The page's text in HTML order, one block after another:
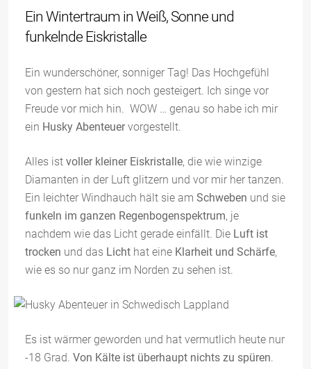
Ein Wintertraum in Weiß, Sonne und
funkelnde Eiskristalle
Ein wunderschöner, sonniger Tag! Das Hochgefühl
von gestern hat sich noch gesteigert. Ich singe vor
Freude vor mich hin. WOW … genau so habe ich mir
ein Husky Abenteuervorgestellt.
Alles ist voller kleiner Eiskristalle, die wie winzige
Diamanten in der Luft glitzern und vor mir her tanzen.
Ein leichter Windhauch hält sie am Schweben und sie
funkeln im ganzen Regenbogenspektrum, je
nachdem wie das Licht gerade einfällt. Die Luft ist
trocken und das Licht hat eine Klarheit und Schärfe,
wie es so nur ganz im Norden zu sehen ist.
Es ist wärmer geworden und hat vermutlich heute nur
-18 Grad. Von Kälte ist überhaupt nichts zu spüren.